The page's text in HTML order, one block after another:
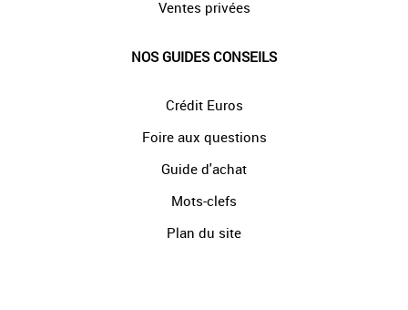
Ventes privées
NOS GUIDES CONSEILS
Crédit Euros
Foire aux questions
Guide d'achat
Mots-clefs
Plan du site